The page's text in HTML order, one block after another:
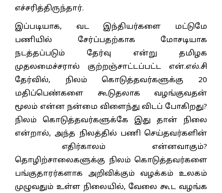
எச்சரித்திருந்தார்.
இப்படியாக, வட இந்தியர்களை மட்டுமே
பணியில் சேர்ப்பதற்காக மோசடியாக
நடத்தப்படும் தேர்வு என்று தமிழக
முதலமைச்சரால் குற்றஞ்சாட்டப்பட்ட என்.எல்.சி
தேர்வில், நிலம் கொடுத்தவர்களுக்கு 20
மதிப்பெண்களை கூடுதலாக வழங்குவதன்
மூலம் என்ன நன்மை விளைந்து விடப் போகிறது?
நிலம் கொடுத்தவர்களுக்கே இது தான் நிலை
என்றால், அந்த நிலத்தில் பணி செய்தவர்களின்
எதிர்காலம் என்னவாகும்?
தொழிற்சாலைகளுக்கு நிலம் கொடுத்தவர்களை
பங்குதாரர்களாக அறிவிக்கும் வழக்கம் உலகம்
முழுவதும் உள்ள நிலையில், வேலை கூட வழங்க